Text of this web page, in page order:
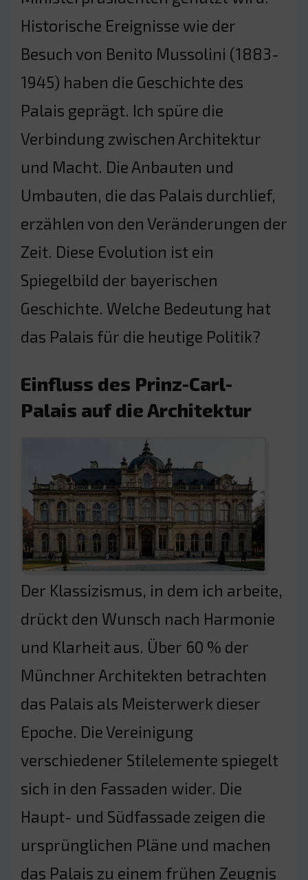
Historische Ereignisse wie der
Besuch von Benito Mussolini (1883-
1945) haben die Geschichte des
Palais geprägt. Ich spüre die
Verbindung zwischen Architektur
und Macht. Die Anbauten und
Umbauten, die das Palais durchlief,
erzählen von den Veränderungen der
Zeit. Diese Evolution ist ein
Spiegelbild der bayerischen
Geschichte. Welche Bedeutung hat
das Palais für die heutige Politik?
Einfluss des Prinz-Carl-
Palais auf die Architektur
Der Klassizismus, in dem ich arbeite,
drückt den Wunsch nach Harmonie
und Klarheit aus. Über 60 % der
Münchner Architekten betrachten
das Palais als Meisterwerk dieser
Epoche. Die Vereinigung
verschiedener Stilelemente spiegelt
sich in den Fassaden wider. Die
Haupt- und Südfassade zeigen die
ursprünglichen Pläne und machen
das Palais zu einem frühen Zeugnis